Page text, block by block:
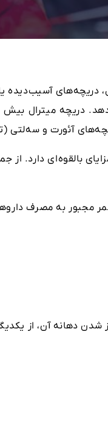
دریچه‌های آسیب‌دیده
دریچه میترال بیش
آئورت و سه‌لتی
بالقوه‌ای دارد. از
مجبور به مصرف
دهانه آن، از